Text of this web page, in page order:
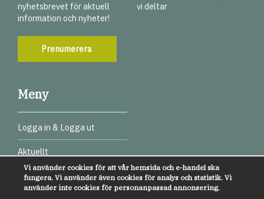
nyhetsbrevet för aktuell
information och nyheter!
Prenumerera
vi deltar
Meny
Logga in & Logga ut
Aktuellt
Digitala test
Vi använder cookies för att vår hemsida och e-handel ska
fungera. Vi använder även cookies för analys och statistik. Vi
använder inte cookies för personanpassad annonsering.